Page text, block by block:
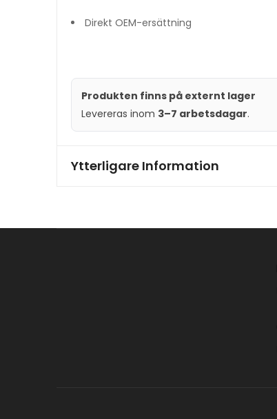
Direkt OEM-ersättning
Produkten finns på externt lager
Levereras inom 3–7 arbetsdagar.
Ytterligare Information